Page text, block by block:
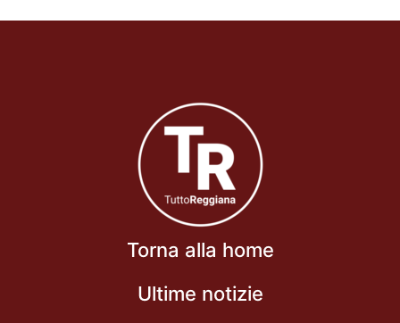
Torna alla home
Ultime notizie